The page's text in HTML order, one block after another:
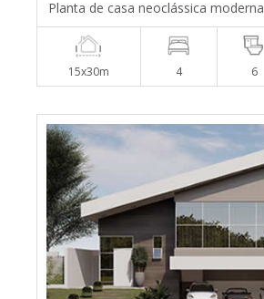
Planta de casa neoclássica moderna
15x30m 4 6